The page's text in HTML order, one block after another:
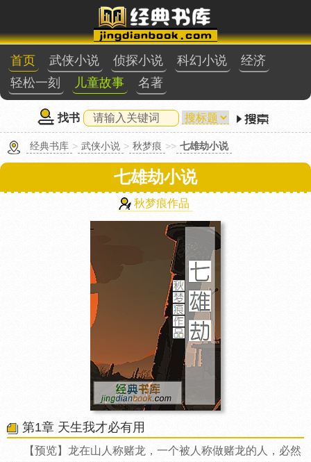
首页 武侠小说 侦探小说 科幻小说
经济
轻松一刻
儿童故事 名著
找书
经典书库 > 武侠小说 > 秋梦痕 >> 七雄劫小说
七雄劫小说
秋梦痕作品
第1章 天生我才必有用
【预览】龙在山人称赌龙，一个被人称做赌龙的人，必然